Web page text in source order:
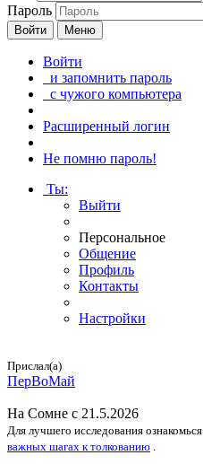
Пароль
Войти Меню
Войти
и запомнить пароль
с чужого компьютера
Расширенный логин
Не помню пароль!
Ты:
Выйти
Персональное
Общение
Профиль
Контакты
Настройки
Прислал(а)
ПерВоМай
На Сомне с 21.5.2026
Для лучшего исследования ознакомься
важных шагах к толкованию .